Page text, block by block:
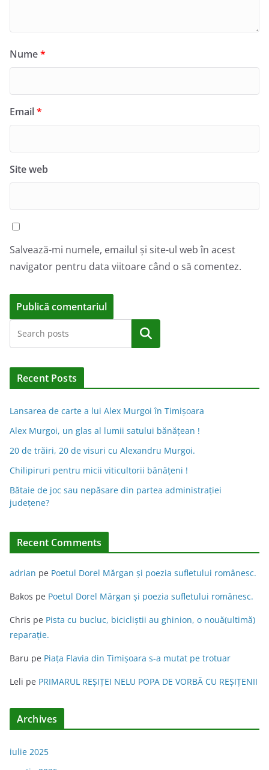
Nume*
Email*
Site web
Salvează-mi numele, emailul și site-ul web în acest
navigator pentru data viitoare când o să comentez.
l
n
a
t
e
Caută
Recent Posts
Lansarea de carte a lui Alex Murgoi în Timișoara
Alex Murgoi, un glas al lumii satului bănățean !
20 de trăiri, 20 de visuri cu Alexandru Murgoi.
Chilipiruri pentru micii viticultorii bănăţeni !
Bătaie de joc sau nepăsare din partea administraţiei
judeţene?
Recent Comments
adrian pe Poetul Dorel Mărgan şi poezia sufletului românesc.
Bakos pe Poetul Dorel Mărgan şi poezia sufletului românesc.
Chris pe Pista cu bucluc, bicicliștii au ghinion, o nouă(ultimă)
reparație.
Baru pe Piața Flavia din Timişoara s-a mutat pe trotuar
Leli pe PRIMARUL REŞIŢEI NELU POPA DE VORBĂ CU REŞIŢENII
Archives
iulie 2025